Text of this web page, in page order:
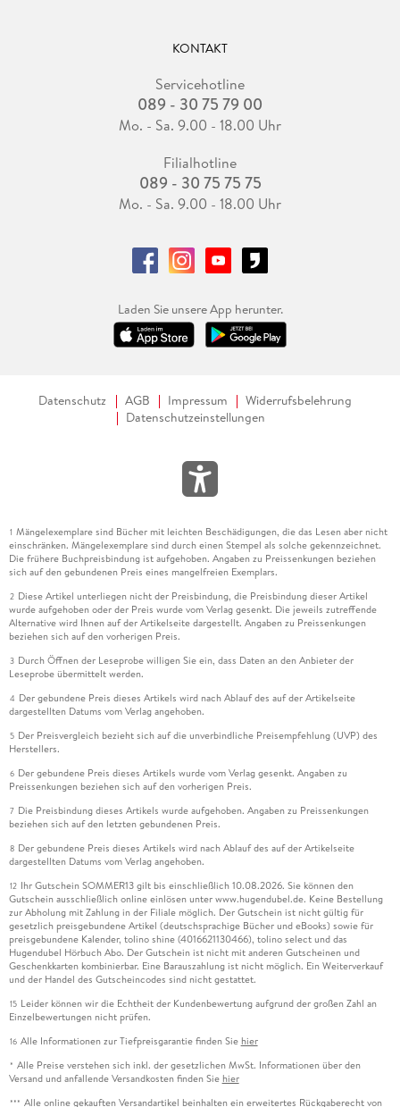
KONTAKT
Servicehotline
089 - 30 75 79 00
Mo. - Sa. 9.00 - 18.00 Uhr
Filialhotline
089 - 30 75 75 75
Mo. - Sa. 9.00 - 18.00 Uhr
Laden Sie unsere App herunter.
Datenschutz AGB Impressum
Widerrufsbelehrung
Datenschutzeinstellungen
1 Mängelexemplare sind Bücher mit leichten Beschädigungen, die das Lesen aber nicht
einschränken. Mängelexemplare sind durch einen Stempel als solche gekennzeichnet.
Die frühere Buchpreisbindung ist aufgehoben. Angaben zu Preissenkungen beziehen
sich auf den gebundenen Preis eines mangelfreien Exemplars.
2 Diese Artikel unterliegen nicht der Preisbindung, die Preisbindung dieser Artikel
wurde aufgehoben oder der Preis wurde vom Verlag gesenkt. Die jeweils zutreffende
Alternative wird Ihnen auf der Artikelseite dargestellt. Angaben zu Preissenkungen
beziehen sich auf den vorherigen Preis.
3 Durch Öffnen der Leseprobe willigen Sie ein, dass Daten an den Anbieter der
Leseprobe übermittelt werden.
4 Der gebundene Preis dieses Artikels wird nach Ablauf des auf der Artikelseite
dargestellten Datums vom Verlag angehoben.
5 Der Preisvergleich bezieht sich auf die unverbindliche Preisempfehlung (UVP) des
Herstellers.
6 Der gebundene Preis dieses Artikels wurde vom Verlag gesenkt. Angaben zu
Preissenkungen beziehen sich auf den vorherigen Preis.
7 Die Preisbindung dieses Artikels wurde aufgehoben. Angaben zu Preissenkungen
beziehen sich auf den letzten gebundenen Preis.
8 Der gebundene Preis dieses Artikels wird nach Ablauf des auf der Artikelseite
dargestellten Datums vom Verlag angehoben.
12 Ihr Gutschein SOMMER13 gilt bis einschließlich 10.08.2026. Sie können den
Gutschein ausschließlich online einlösen unter www.hugendubel.de. Keine Bestellung
zur Abholung mit Zahlung in der Filiale möglich. Der Gutschein ist nicht gültig für
gesetzlich preisgebundene Artikel (deutschsprachige Bücher und eBooks) sowie für
preisgebundene Kalender, tolino shine (4016621130466), tolino select und das
Hugendubel Hörbuch Abo. Der Gutschein ist nicht mit anderen Gutscheinen und
Geschenkkarten kombinierbar. Eine Barauszahlung ist nicht möglich. Ein Weiterverkauf
und der Handel des Gutscheincodes sind nicht gestattet.
15 Leider können wir die Echtheit der Kundenbewertung aufgrund der großen Zahl an
Einzelbewertungen nicht prüfen.
16 Alle Informationen zur Tiefpreisgarantie finden Sie hier
* Alle Preise verstehen sich inkl. der gesetzlichen MwSt. Informationen über den
Versand und anfallende Versandkosten finden Sie hier
*** Alle online gekauften Versandartikel beinhalten ein erweitertes Rückgaberecht von